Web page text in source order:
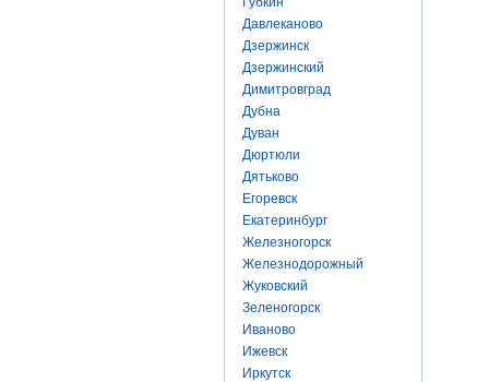
Давлеканово
Дзержинск
Дзержинский
Димитровград
Дубна
Дуван
Дюртюли
Дятьково
Егоревск
Екатеринбург
Железногорск
Железнодорожный
Жуковский
Зеленогорск
Иваново
Ижевск
Иркутск